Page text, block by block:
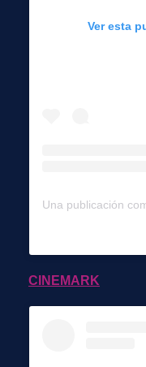
Ver esta
CINEMARK